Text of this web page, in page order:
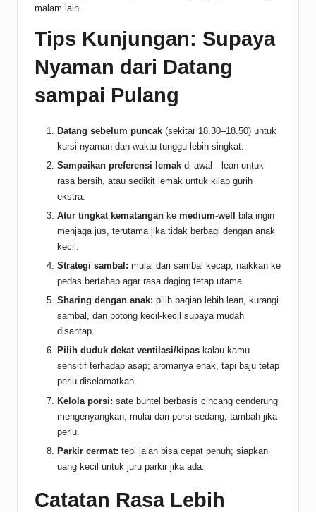
malam lain.
Tips Kunjungan: Supaya
Nyaman dari Datang
sampai Pulang
Datang sebelum puncak (sekitar 18.30–18.50) untuk
kursi nyaman dan waktu tunggu lebih singkat.
Sampaikan preferensi lemak di awal—lean untuk
rasa bersih, atau sedikit lemak untuk kilap gurih
ekstra.
Atur tingkat kematangan ke medium-well
bila ingin
menjaga jus, terutama jika tidak berbagi dengan anak
kecil.
Strategi sambal: mulai dari sambal kecap, naikkan ke
pedas bertahap agar rasa daging tetap utama.
Sharing dengan anak: pilih bagian lebih lean, kurangi
sambal, dan potong kecil-kecil supaya mudah
disantap.
Pilih duduk dekat ventilasi/kipas kalau kamu
sensitif terhadap asap; aromanya enak, tapi baju tetap
perlu diselamatkan.
Kelola porsi: sate buntel berbasis cincang cenderung
mengenyangkan; mulai dari porsi sedang, tambah jika
perlu.
Parkir cermat: tepi jalan bisa cepat penuh; siapkan
uang kecil untuk juru parkir jika ada.
Catatan Rasa Lebih